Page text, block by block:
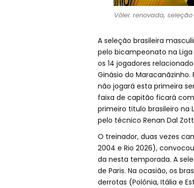
Vôlei: renovada,
A seleção brasileira
pelo bicampeonato na Liga
os 14 jogadores
Ginásio do
não jogará esta primeira
faixa de capitão ficará
primeiro titulo brasileiro na
pelo técnico Renan Dal
O treinador, duas vezes
2004 e Rio 2026),
da nesta temporada. A
de Paris. Na ocasião, os
derrotas (Polônia, Itália e